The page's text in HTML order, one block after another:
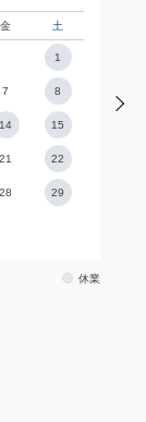
金 土
1
7 8
14 15
21 22
28 29
休業